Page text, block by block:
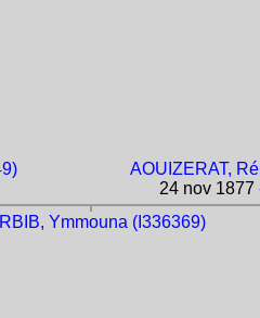
AOUIZERAT,
24 nov 1877
Ymmouna (I336369)